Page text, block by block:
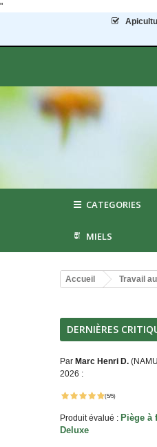
"
CATEGORIES
MIELS
Accueil Travail
DERNIÈRES
Par Marc Henri D.
2026 :
(5/5)
Produit évalué : Piège à
Deluxe